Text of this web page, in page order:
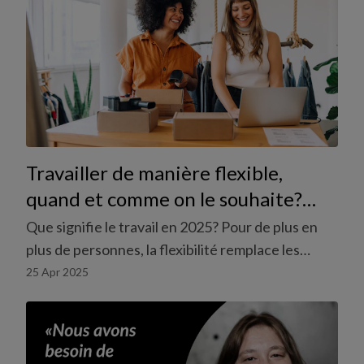
Travailler de manière flexible,
quand et comme on le souhaite?
Pour beaucoup, c’est déjà une
réalité.
Que signifie le travail en 2025? Pour de plus en
plus de personnes, la flexibilité remplace les
horaires fixes et l’autonomie prend le pas sur les
commerce de détail en particulier, une tendance
claire se dessine: plus de 80 % des
25 Apr 2025